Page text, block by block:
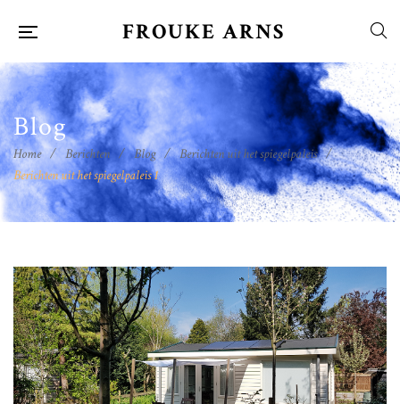
FROUKE ARNS
Blog
Home / Berichten / Blog / Berichten uit het spiegelpaleis /
Berichten uit het spiegelpaleis 1